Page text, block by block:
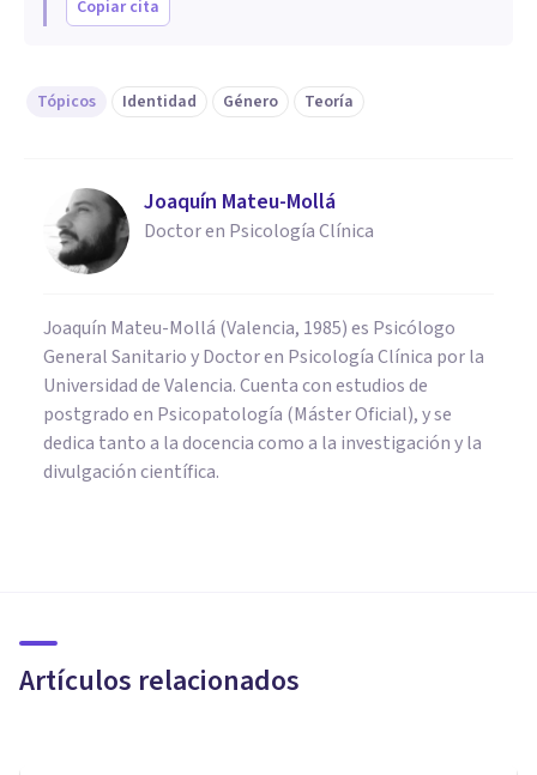
Copiar cita
Tópicos Identidad Género Teoría
Joaquín Mateu-Mollá
Doctor en Psicología Clínica
Joaquín Mateu-Mollá (Valencia, 1985) es Psicólogo
General Sanitario y Doctor en Psicología Clínica por la
Universidad de Valencia. Cuenta con estudios de
postgrado en Psicopatología (Máster Oficial), y se
dedica tanto a la docencia como a la investigación y la
divulgación científica.
Artículos relacionados
género de Judith Butler